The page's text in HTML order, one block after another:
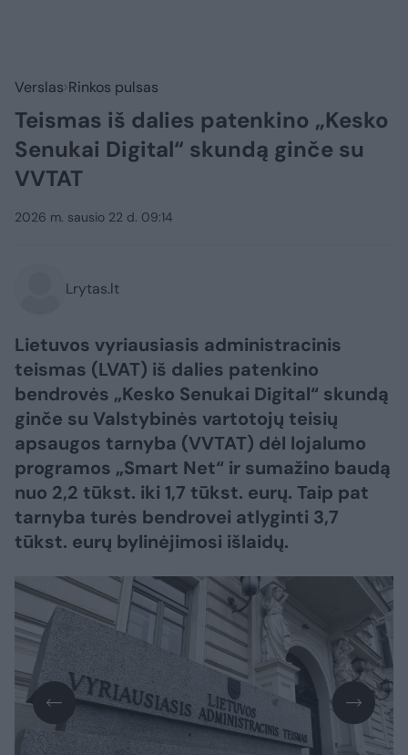
Verslas Rinkos pulsas
Teismas iš dalies patenkino „Kesko
Senukai Digital“ skundą ginče su
VVTAT
2026 m. sausio 22 d. 09:14
Lrytas.lt
Lietuvos vyriausiasis administracinis
teismas (LVAT) iš dalies patenkino
bendrovės „Kesko Senukai Digital“ skundą
ginče su Valstybinės vartotojų teisių
apsaugos tarnyba (VVTAT) dėl lojalumo
programos „Smart Net“ ir sumažino baudą
nuo 2,2 tūkst. iki 1,7 tūkst. eurų. Taip pat
tarnyba turės bendrovei atlyginti 3,7
tūkst. eurų bylinėjimosi išlaidų.